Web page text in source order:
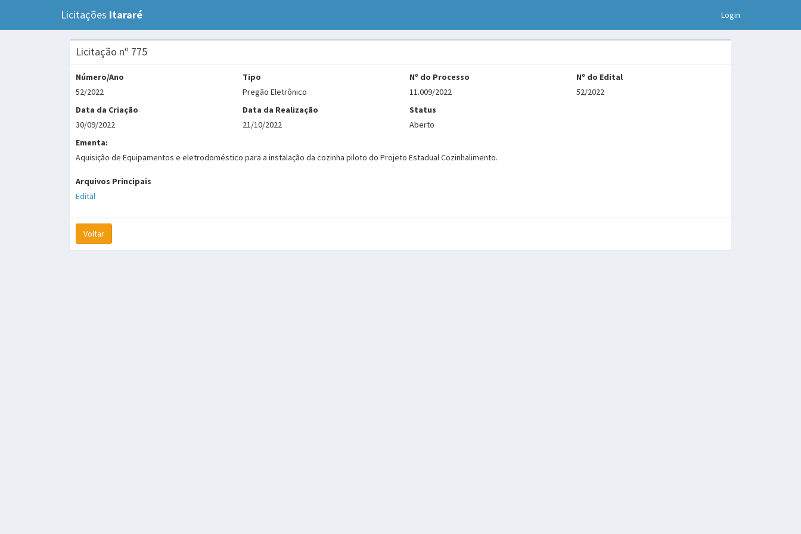
Licitações Itararé Login
Licitação nº 775
Número/Ano
52/2022
Tipo
Pregão Eletrônico
Nº do Processo
11.009/2022
Nº do Edital
52/2022
Data da Criação
30/09/2022
Data da Realização
21/10/2022
Status
Aberto
Ementa:
Aquisição de Equipamentos e eletrodoméstico para a instalação da cozinha piloto do Projeto Estadual Cozinhalimento.
Arquivos Principais
Edital
Voltar